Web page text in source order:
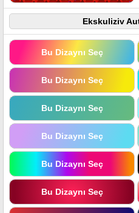
Ekskuliziv
Bu Dizaynı Seç
Bu Dizaynı Seç
Bu Dizaynı Seç
Bu Dizaynı Seç
Bu Dizaynı Seç
Bu Dizaynı Seç